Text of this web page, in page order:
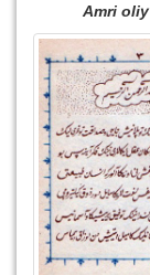
Amri